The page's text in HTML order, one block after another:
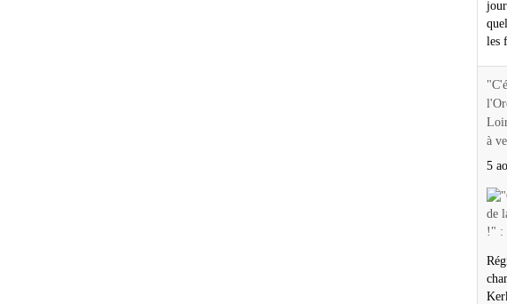
les
à
5